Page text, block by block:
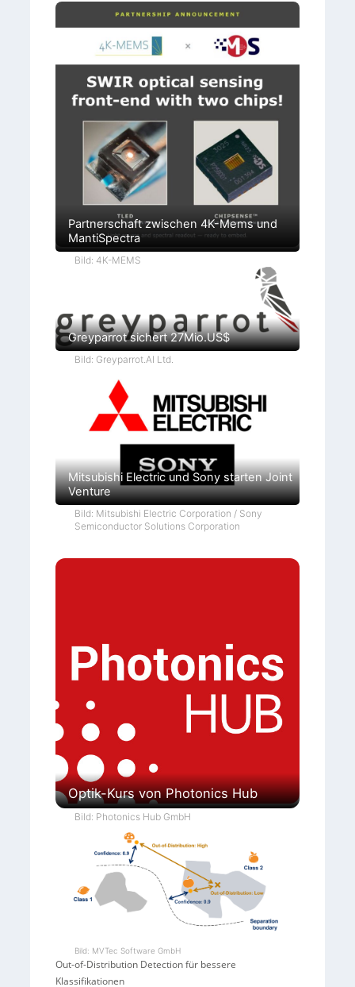
Partnerschaft zwischen 4K-Mems und
MantiSpectra
Bild: 4K-MEMS
Greyparrot sichert 27Mio.US$
Bild: Greyparrot.AI Ltd.
Mitsubishi Electric und Sony starten Joint
Venture
Bild: Mitsubishi Electric Corporation / Sony
Semiconductor Solutions Corporation
Optik-Kurs von Photonics Hub
Bild: Photonics Hub GmbH
Bild: MVTec Software GmbH
Out-of-Distribution Detection für bessere
Klassifikationen